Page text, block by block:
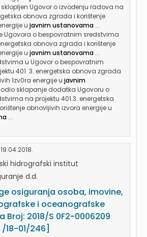
Ugovor o izvođenju radova na
obnova zgrada i korištenje
u javnim ustanovama ...
Ugovora o bespovratnim sredstvima
obnova zgrada i korištenje
u javnim ustanovama ...
u Ugovor o bespovratnim
401. 3. energetska obnova zgrada
1zv0ra energije u javnim
sklapanje dodatka Ugovoru o
na projektu 401.3. energetska
obnovljivih izvora energije u
...
19.04.2018.
hidrografski institut
d.d.
osiguranja osoba, imovine,
i oceanografske
Broj: 2018/S 0F2-0006209
18-01/246]